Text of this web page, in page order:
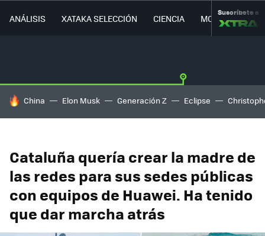
ANÁLISIS XATAKA SELECCIÓN CIENCIA MOVILIDAD
Suscríbete a
HOY SE HABLA DE
China Elon Musk Generación Z Eclipse
Cataluña quería crear la madre de
las redes para sus sedes públicas
con equipos de Huawei. Ha tenido
que dar marcha atrás